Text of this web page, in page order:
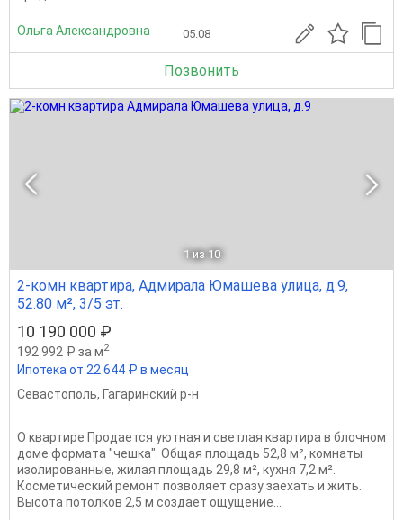
Ольга Александровна 05.08
Позвонить
1 из 10
2-комн квартира, Адмирала Юмашева улица, д.9,
52.80 м², 3/5 эт.
10 190 000 ₽
192 992 ₽ за м2
Ипотека от 22 644 ₽ в месяц
Севастополь, Гагаринский р-н
О квартире Продается уютная и светлая квартира в блочном
доме формата "чешка". Общая площадь 52,8 м², комнаты
изолированные, жилая площадь 29,8 м², кухня 7,2 м².
Косметический ремонт позволяет сразу заехать и жить.
Высота потолков 2,5 м создает ощущение...